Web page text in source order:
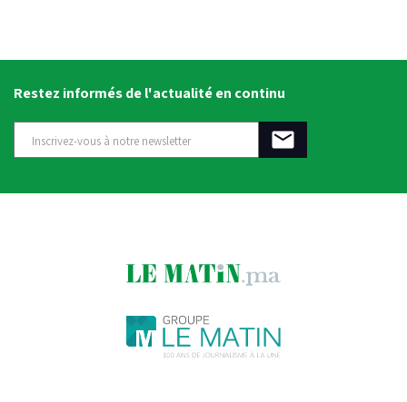
Restez informés de l'actualité en continu